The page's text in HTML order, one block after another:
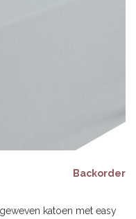
Backorder
katoen met easy